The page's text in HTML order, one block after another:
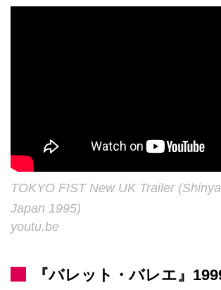
TOKYO FIST New UK Trailer
Japan 1995)
youtu.be
『バレット・バレエ』